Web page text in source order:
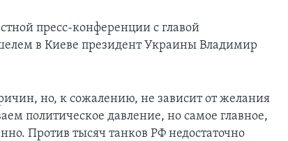
пресс-конференции с главой
в Киеве президент Украины Владимир
но, к сожалению, не зависит от желания
политическое давление, но самое главное,
Против тысяч танков РФ недостаточно